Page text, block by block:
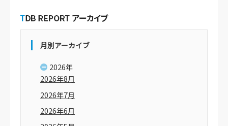
月別アーカイブ
2026年
2026年8月
2026年7月
2026年6月